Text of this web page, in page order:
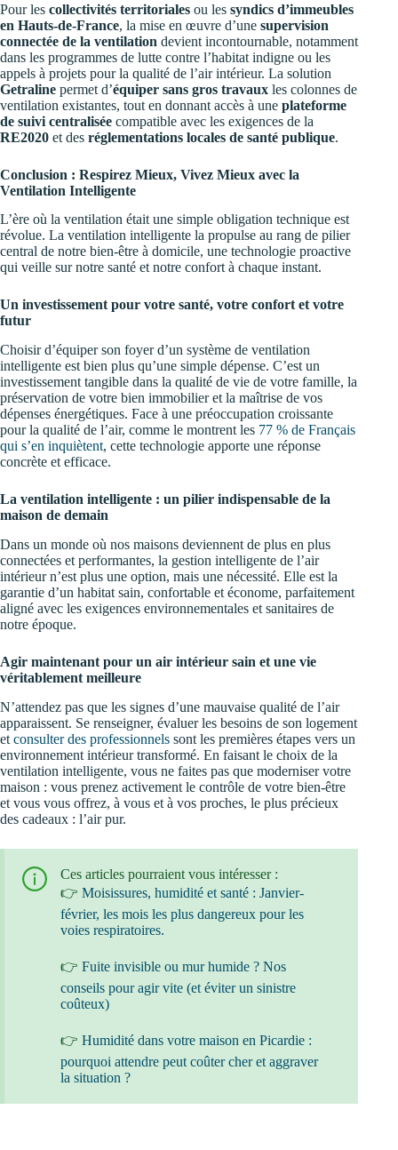
Pour les collectivités territoriales ou les syndics d’immeubles
en Hauts-de-France, la mise en œuvre d’une supervision
connectée de la ventilation devient incontournable, notamment
dans les programmes de lutte contre l’habitat indigne ou les
appels à projets pour la qualité de l’air intérieur. La solution
Getraline permet d’équiper sans gros travaux les colonnes de
ventilation existantes, tout en donnant accès à une plateforme
de suivi centralisée compatible avec les exigences de la
RE2020 et des réglementations locales de santé publique.
Conclusion : Respirez Mieux, Vivez Mieux avec la
Ventilation Intelligente
L’ère où la ventilation était une simple obligation technique est
révolue. La ventilation intelligente la propulse au rang de pilier
central de notre bien-être à domicile, une technologie proactive
qui veille sur notre santé et notre confort à chaque instant.
Un investissement pour votre santé, votre confort et votre
futur
Choisir d’équiper son foyer d’un système de ventilation
intelligente est bien plus qu’une simple dépense. C’est un
investissement tangible dans la qualité de vie de votre famille, la
préservation de votre bien immobilier et la maîtrise de vos
dépenses énergétiques. Face à une préoccupation croissante
pour la qualité de l’air, comme le montrent les 77 % de Français
qui s’en inquiètent, cette technologie apporte une réponse
concrète et efficace.
La ventilation intelligente : un pilier indispensable de la
maison de demain
Dans un monde où nos maisons deviennent de plus en plus
connectées et performantes, la gestion intelligente de l’air
intérieur n’est plus une option, mais une nécessité. Elle est la
garantie d’un habitat sain, confortable et économe, parfaitement
aligné avec les exigences environnementales et sanitaires de
notre époque.
Agir maintenant pour un air intérieur sain et une vie
véritablement meilleure
N’attendez pas que les signes d’une mauvaise qualité de l’air
apparaissent. Se renseigner, évaluer les besoins de son logement
et consulter des professionnels sont les premières étapes vers un
environnement intérieur transformé. En faisant le choix de la
ventilation intelligente, vous ne faites pas que moderniser votre
maison : vous prenez activement le contrôle de votre bien-être
et vous vous offrez, à vous et à vos proches, le plus précieux
des cadeaux : l’air pur.
Ces articles pourraient vous intéresser :
👉 Moisissures, humidité et santé : Janvier-
février, les mois les plus dangereux pour les
voies respiratoires.
👉 Fuite invisible ou mur humide ? Nos
conseils pour agir vite (et éviter un sinistre
coûteux)
👉 Humidité dans votre maison en Picardie :
pourquoi attendre peut coûter cher et aggraver
la situation ?